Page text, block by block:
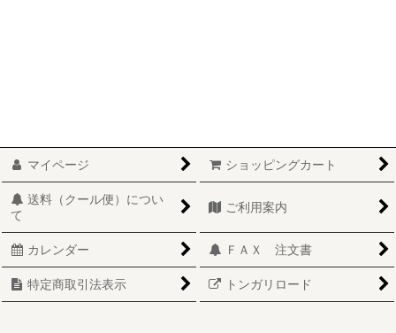
ほたて
ししゃも
こざかな
こんぶ
マイページ ショッピングカート
送料（クール便）につい
て
ご利用案内
カレンダー ＦＡＸ 注文書
特定商取引法表示 トンガリロード